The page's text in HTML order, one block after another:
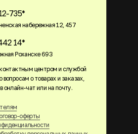
735*
набережная 12, 457
14*
Роханске 693
оферты
центром и службой
о товарах и заказах,
онлайн-чат или на почту.